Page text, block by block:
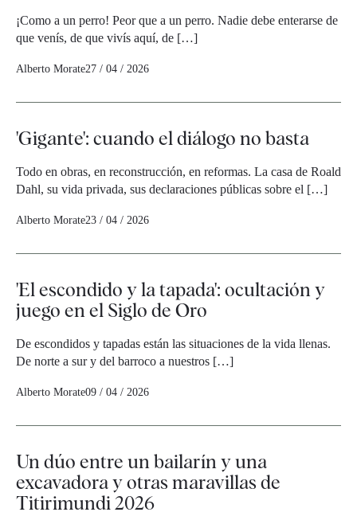
¡Como a un perro! Peor que a un perro. Nadie debe enterarse de
que venís, de que vivís aquí, de […]
Alberto Morate27 / 04 / 2026
'Gigante': cuando el diálogo no basta
Todo en obras, en reconstrucción, en reformas. La casa de Roald
Dahl, su vida privada, sus declaraciones públicas sobre el […]
Alberto Morate23 / 04 / 2026
'El escondido y la tapada': ocultación y
juego en el Siglo de Oro
De escondidos y tapadas están las situaciones de la vida llenas.
De norte a sur y del barroco a nuestros […]
Alberto Morate09 / 04 / 2026
Un dúo entre un bailarín y una
excavadora y otras maravillas de
Titirimundi 2026